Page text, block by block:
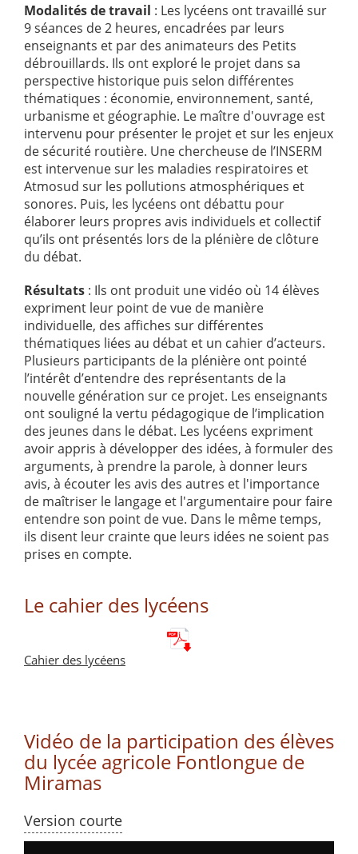
Modalités de travail : Les lycéens ont travaillé sur
9 séances de 2 heures, encadrées par leurs
enseignants et par des animateurs des Petits
débrouillards. Ils ont exploré le projet dans sa
perspective historique puis selon différentes
thématiques : économie, environnement, santé,
urbanisme et géographie. Le maître d'ouvrage est
intervenu pour présenter le projet et sur les enjeux
de sécurité routière. Une chercheuse de l’INSERM
est intervenue sur les maladies respiratoires et
Atmosud sur les pollutions atmosphériques et
sonores. Puis, les lycéens ont débattu pour
élaborer leurs propres avis individuels et collectif
qu’ils ont présentés lors de la plénière de clôture
du débat.
Résultats : Ils ont produit une vidéo où 14 élèves
expriment leur point de vue de manière
individuelle, des affiches sur différentes
thématiques liées au débat et un cahier d’acteurs.
Plusieurs participants de la plénière ont pointé
l’intérêt d’entendre des représentants de la
nouvelle génération sur ce projet. Les enseignants
ont souligné la vertu pédagogique de l’implication
des jeunes dans le débat. Les lycéens expriment
avoir appris à développer des idées, à formuler des
arguments, à prendre la parole, à donner leurs
avis, à écouter les avis des autres et l'importance
de maîtriser le langage et l'argumentaire pour faire
entendre son point de vue. Dans le même temps,
ils disent leur crainte que leurs idées ne soient pas
prises en compte.
Le cahier des lycéens
Cahier des lycéens
Vidéo de la participation des élèves
du lycée agricole Fontlongue de
Miramas
Version courte